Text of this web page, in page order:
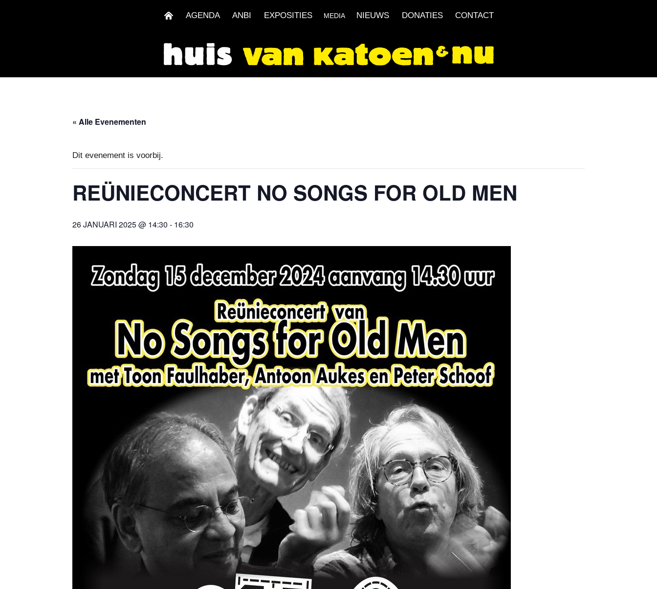
AGENDA ANBI EXPOSITIES MEDIA NIEUWS DONATIES CONTACT
« Alle Evenementen
Dit evenement is voorbij.
REÜNIECONCERT NO SONGS FOR OLD MEN
26 JANUARI 2025 @ 14:30 - 16:30